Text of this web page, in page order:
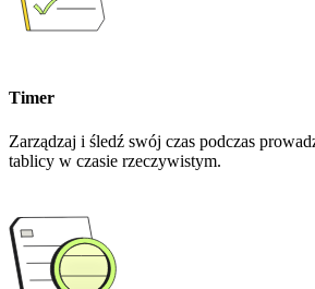
Timer
Zarządzaj i śledź swój czas podczas
tablicy w czasie rzeczywistym.